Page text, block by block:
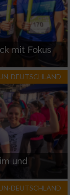
mit Fokus
DEUTSCHLAND
und
DEUTSCHLAND